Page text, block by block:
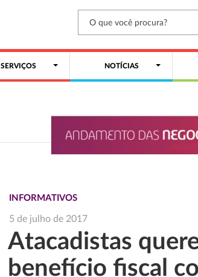
SERVIÇOS NOTÍCIAS
INFORMATIVOS
5 de julho de 2017
Atacadistas
benefício fiscal